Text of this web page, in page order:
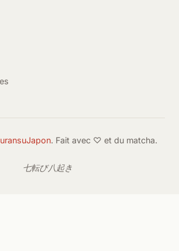
. Fait avec ♡ et du matcha.
七転び八起き